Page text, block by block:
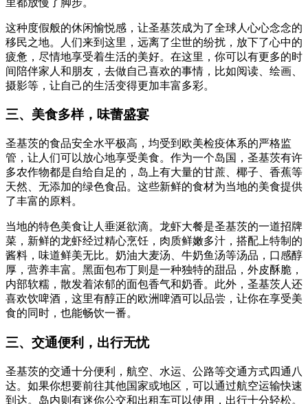
这种度假般的休闲愉悦感，让圣基茨成为了全球人心心念念的
移民之地。人们来到这里，远离了尘世的纷扰，放下了心中的
疲惫，尽情地享受着生活的美好。在这里，你可以有更多的时
间陪伴家人和朋友，去做自己喜欢的事情，比如阅读、绘画、
摄影等，让自己的生活变得更加丰富多彩。
三、美食多样，味蕾盛宴
圣基茨的食品安全水平极高，均受到欧美检疫体系的严格监
管，让人们可以放心地享受美食。作为一个岛国，圣基茨有许
多农作物都是自给自足的，岛上有大量的甘蔗、椰子、香蕉等
天然、无添加的绿色食品。这些新鲜的食材为当地的美食提供
了丰富的原料。
当地的特色美食让人垂涎欲滴。龙虾大餐是圣基茨的一道招牌
菜，新鲜的龙虾经过精心烹饪，肉质鲜嫩多汁，搭配上特制的
酱料，味道鲜美无比。奶油大麦汤、牛奶鱼汤等汤品，口感醇
厚，营养丰富。黑面包布丁则是一种独特的甜品，外皮酥脆，
内部软糯，散发着浓郁的面包香气和奶香。此外，圣基茨人还
喜欢饮啤酒，这里有醇正的欧洲啤酒可以品尝，让你在享受美
食的同时，也能畅饮一番。
三、交通便利，出行无忧
圣基茨的交通十分便利，航空、水运、公路等交通方式四通八
达。如果你想要前往其他国家或地区，可以通过航空运输快速
到达。岛内则有迷你公交和出租车可以使用，出行十分轻松。